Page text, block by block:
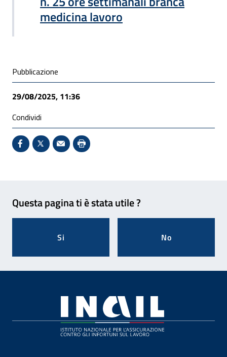
medicina lavoro
Condivisione social
Pubblicazione
29/08/2025, 11:36
Condividi
Condividi su Facebook - Sito esterno - Apertura in
X - Sito esterno - Apertura in nuova finestra
Invio Mail: apre il programma di posta
Stampa pagina: scelta meno
Questa pagina ti è stata utile ?
Si No